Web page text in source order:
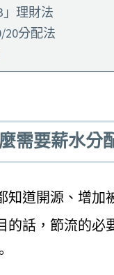
」理財法
20分配法
需要薪水分
知道開源、增加
的話，節流的必